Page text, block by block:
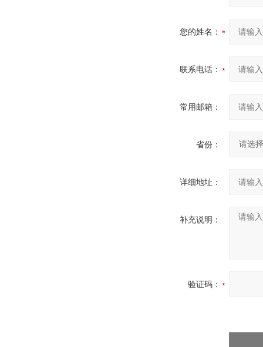
您的姓名：
联系电话：
常用邮箱：
省份：
详细地址：
补充说明：
验证码：